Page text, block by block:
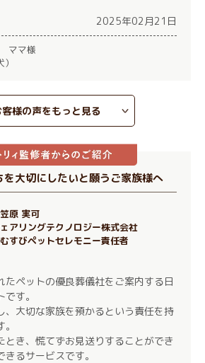
2025年02月21日
ママ様
客様の声をもっと見る
を大切にしたいと願うご家族様へ
原 実可
アリングテクノロジー株式会社
すびペットセレモニー責任者
たペットの優良葬儀社をご案内する日
す。
、大切な家族を預かるという責任を持
とき、慌てずお見送りすることができ
るサービスです。